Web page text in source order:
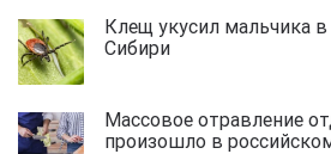
Клещ укусил мальчика в
Сибири
Массовое отравление
произошло в